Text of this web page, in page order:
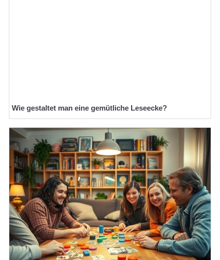
Wie gestaltet man eine gemütliche Leseecke?